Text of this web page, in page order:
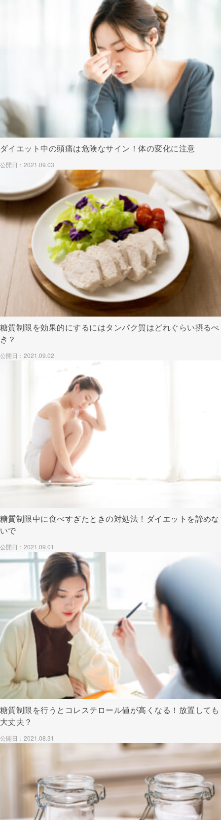
ダイエット中の頭痛は危険なサイン！体の変化に注意
公開日：2021.09.03
糖質制限を効果的にするにはタンパク質はどれぐらい摂るべ
き？
公開日：2021.09.02
糖質制限中に食べすぎたときの対処法！ダイエットを諦めな
いで
公開日：2021.09.01
糖質制限を行うとコレステロール値が高くなる！放置しても
大丈夫？
公開日：2021.08.31